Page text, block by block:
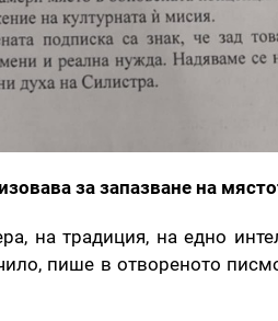
за запазване на
на традиция, на едно
пише в отвореното